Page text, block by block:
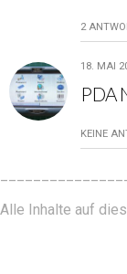
2
18. MAI
PDA
KEINE
Alle Inhalte auf